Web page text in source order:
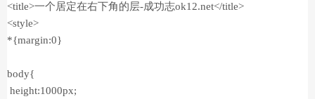
<title>一个居定在右下角的层-成功志ok12.net</title>
<style>
*{margin:0}
body{
height:1000px;